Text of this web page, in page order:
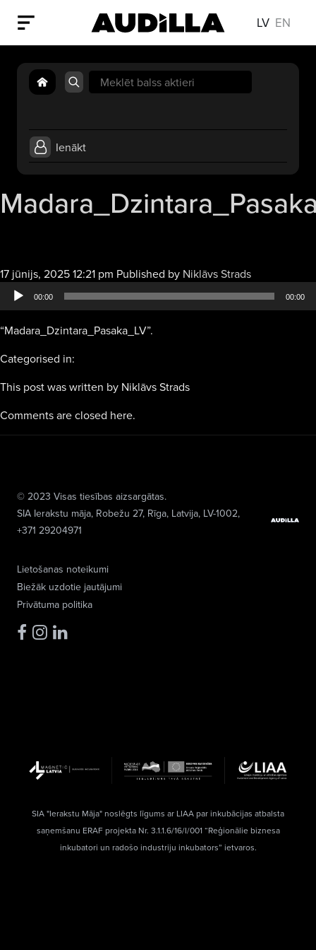
LV EN
Search
for:
Ienākt
17 jūnijs, 2025 12:21 pm Published by Niklāvs StradsAudio
atskaņotājs
00:00 00:00
“Madara_Dzintara_Pasaka_LV”.
Categorised in:
This post was written by Niklāvs Strads
Comments are closed here.
Lietošanas noteikumi
Biežāk uzdotie jautājumi
Privātuma politika
© 2023 Visas tiesības aizsargātas.
SIA Ierakstu māja, Robežu 27, Rīga, Latvija, LV-1002,
+371 29204971
SIA "Ierakstu Māja" noslēgts līgums ar LIAA par inkubācijas atbalsta
saņemšanu ERAF projekta Nr. 3.1.1.6/16/I/001 “Reģionālie biznesa
inkubatori un radošo industriju inkubators” ietvaros.